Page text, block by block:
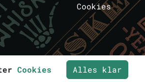
Cookies
Cookies Alles klar